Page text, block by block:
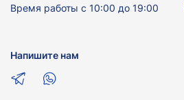
Время работы с 10:00 до 19:00
Напишите нам